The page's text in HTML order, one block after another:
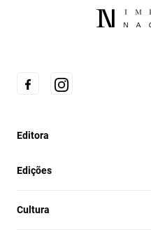
Editora
Edições
Cultura